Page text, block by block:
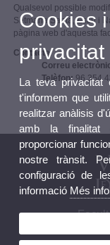
Qualsevol possible
Setmana Santa, Estiu i
pàgina web d'aquesta
Contacte
Correu
Telèfon: 96 354
Cookies
privacitat
La teva privacitat
t'informem que
realitzar anàlisis
amb la finalitat
proporcionar
nostre trànsit.
configuració de
informació Més